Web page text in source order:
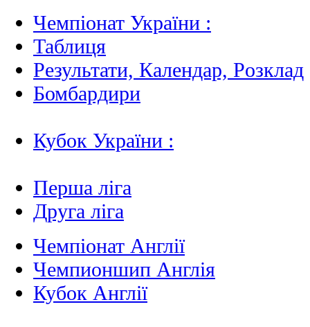
Чемпіонат України :
Таблиця
Результати, Календар, Poзклад
Бомбардири
Кубок України :
Перша ліга
Друга ліга
Чемпіонат Англії
Чемпионшип Англія
Кубок Англії